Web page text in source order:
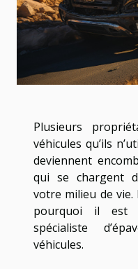
Plusieurs
véhicules qu’ils
deviennent
qui se chargent
votre milieu de vie.
pourquoi il est
spécialiste
véhicules.